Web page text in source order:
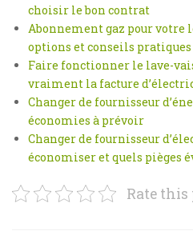
choisir le bon contrat
Abonnement gaz pour votre
options et conseils pratiques
Faire fonctionner le lave-
vraiment la facture
Changer de fournisseur
économies à prévoir
Changer de fournisseur
économiser et quels pièges
Rate this